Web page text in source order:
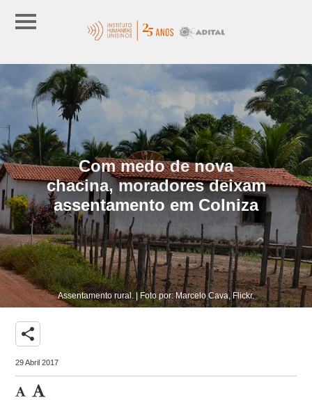
Com medo de nova
chacina, moradores deixam
assentamento em Colniza
Assentamento rural. | Foto por: Marcelo Cava, Flickr.
share
29 Abril 2017